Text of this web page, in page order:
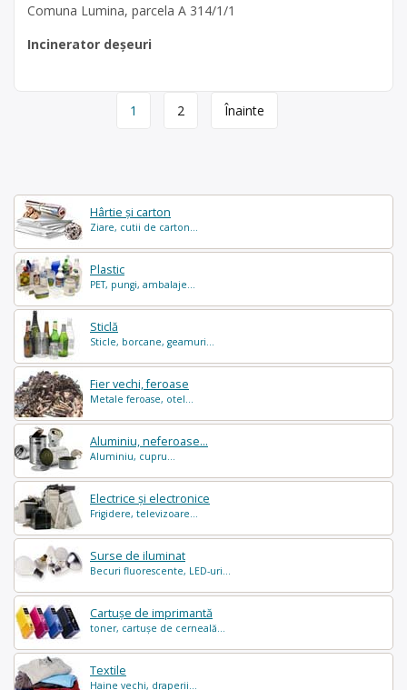
Hârtie și carton
Ziare, cutii de carton...
Plastic
PET, pungi, ambalaje...
Sticlă
Sticle, borcane, geamuri...
Fier vechi, feroase
Metale feroase, otel...
Aluminiu, neferoase...
Aluminiu, cupru...
Electrice și electronice
Frigidere, televizoare...
Surse de iluminat
Becuri fluorescente, LED-uri...
Cartușe de imprimantă
toner, cartușe de cerneală...
Textile
Haine vechi, draperii...
Comuna Lumina, parcela A 314/1/1
Incinerator deșeuri
1 2 Înainte